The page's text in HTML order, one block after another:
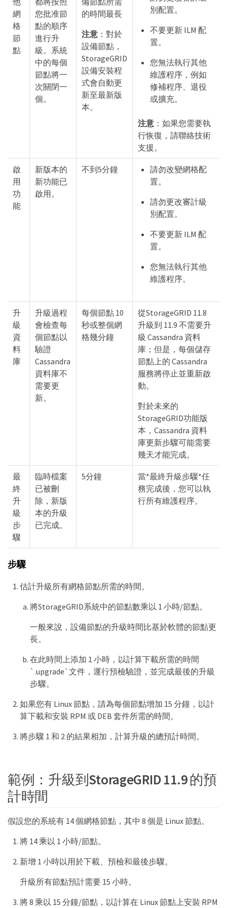
網
格
節
點
您批准節
點的順序
進行升
級。系統
中的每個
節點將一
次關閉一
個。
的時間最長
注意：對於
設備節點，
StorageGRID
設備安裝程
式會自動更
新至最新版
本。
別配置。
不要更新 ILM 配
置。
您無法執行其他
維護程序，例如
修補程序、退役
或擴充。
注意：如果您需要執
行恢復，請聯絡技術
支援。
啟
用
功
能
新版本的
新功能已
啟用。
不到5分鐘
請勿改變網格配
置。
請勿更改審計級
別配置。
不要更新 ILM 配
置。
您無法執行其他
維護程序。
升
級
資
料
庫
升級過程
會檢查每
個節點以
驗證
Cassandra
資料庫不
需要更
新。
每個節點 10
秒或整個網
格幾分鐘
從StorageGRID 11.8
升級到 11.9 不需要升
級 Cassandra 資料
庫；但是，每個儲存
節點上的 Cassandra
服務將停止並重新啟
動。
對於未來的
StorageGRID功能版
本，Cassandra 資料
庫更新步驟可能需要
幾天才能完成。
最
終
升
級
步
驟
臨時檔案
已被刪
除，新版
本的升級
已完成。
5分鐘
當*最終升級步驟*任
務完成後，您可以執
行所有維護程序。
步驟
估計升級所有網格節點所需的時間。
將StorageGRID系統中的節點數乘以 1 小時/節點。
一般來說，設備節點的升級時間比基於軟體的節點更
長。
在此時間上添加 1 小時，以計算下載所需的時間
`.upgrade`文件，運行預檢驗證，並完成最後的升級
步驟。
如果您有 Linux 節點，請為每個節點增加 15 分鐘，以計
算下載和安裝 RPM 或 DEB 套件所需的時間。
將步驟 1 和 2 的結果相加，計算升級的總預計時間。
範例：升級到StorageGRID 11.9 的預
計時間
假設您的系統有 14 個網格節點，其中 8 個是 Linux 節點。
將 14 乘以 1 小時/節點。
新增 1 小時以用於下載、預檢和最後步驟。
升級所有節點預計需要 15 小時。
將 8 乘以 15 分鐘/節點，以計算在 Linux 節點上安裝 RPM